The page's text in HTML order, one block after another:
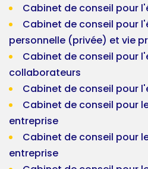
Cabinet de conseil pour
Cabinet de conseil pour
personnelle (privée) et vie
Cabinet de conseil pour
collaborateurs
Cabinet de conseil pour
Cabinet de conseil pour
entreprise
Cabinet de conseil pour
entreprise